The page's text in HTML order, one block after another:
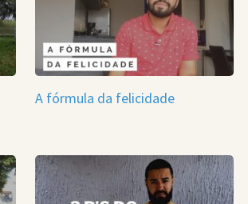
A fórmula da felicidade